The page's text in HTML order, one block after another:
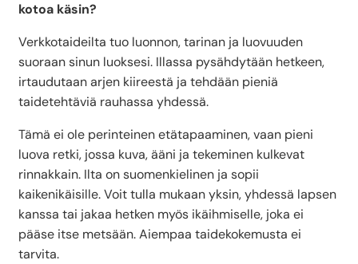
kotoa käsin?
Verkkotaideilta tuo luonnon, tarinan ja luovuuden
suoraan sinun luoksesi. Illassa pysähdytään hetkeen,
irtaudutaan arjen kiireestä ja tehdään pieniä
taidetehtäviä rauhassa yhdessä.
Tämä ei ole perinteinen etätapaaminen, vaan pieni
luova retki, jossa kuva, ääni ja tekeminen kulkevat
rinnakkain. Ilta on suomenkielinen ja sopii
kaikenikäisille. Voit tulla mukaan yksin, yhdessä lapsen
kanssa tai jakaa hetken myös ikäihmiselle, joka ei
pääse itse metsään. Aiempaa taidekokemusta ei
tarvita.